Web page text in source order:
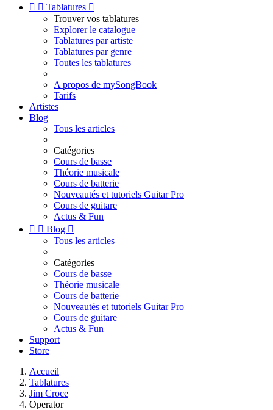
  Tablatures 
Trouver vos tablatures
Explorer le catalogue
Tablatures par artiste
Tablatures par genre
Toutes les tablatures
A propos de mySongBook
Tarifs
Artistes
Blog
Tous les articles
Catégories
Cours de basse
Théorie musicale
Cours de batterie
Nouveautés et tutoriels Guitar Pro
Cours de guitare
Actus & Fun
  Blog 
Tous les articles
Catégories
Cours de basse
Théorie musicale
Cours de batterie
Nouveautés et tutoriels Guitar Pro
Cours de guitare
Actus & Fun
Support
Store
Accueil
Tablatures
Jim Croce
Operator